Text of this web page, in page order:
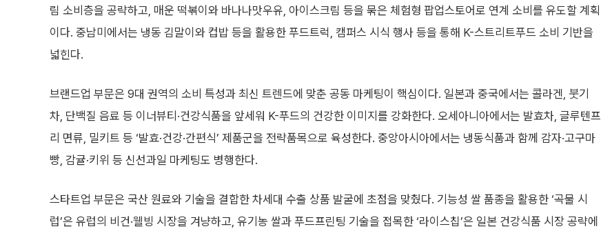
림 소비층을 공략하고, 매운 떡볶이와 바나나맛우유, 아이스크림 등을 묶은 체험형 팝업스토어로 연계 소비를 유도할 계획
이다. 중남미에서는 냉동 김말이와 컵밥 등을 활용한 푸드트럭, 캠퍼스 시식 행사 등을 통해 K-스트리트푸드 소비 기반을
넓힌다.
브랜드업 부문은 9대 권역의 소비 특성과 최신 트렌드에 맞춘 공동 마케팅이 핵심이다. 일본과 중국에서는 콜라겐, 붓기
차, 단백질 음료 등 이너뷰티·건강식품을 앞세워 K-푸드의 건강한 이미지를 강화한다. 오세아니아에서는 발효차, 글루텐프
리 면류, 밀키트 등 ‘발효·건강·간편식’ 제품군을 전략품목으로 육성한다. 중앙아시아에서는 냉동식품과 함께 감자·고구마
빵, 감귤·키위 등 신선과일 마케팅도 병행한다.
스타트업 부문은 국산 원료와 기술을 결합한 차세대 수출 상품 발굴에 초점을 맞췄다. 기능성 쌀 품종을 활용한 ‘곡물 시
럽’은 유럽의 비건·웰빙 시장을 겨냥하고, 유기농 쌀과 푸드프린팅 기술을 접목한 ‘라이스칩’은 일본 건강식품 시장 공략에